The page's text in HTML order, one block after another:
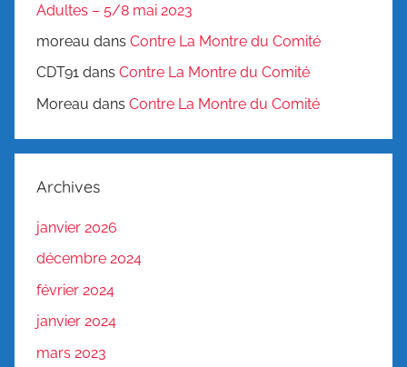
Adultes – 5/8 mai 2023
moreau dans Contre La Montre du Comité
CDT91 dans Contre La Montre du Comité
Moreau dans Contre La Montre du Comité
Archives
janvier 2026
décembre 2024
février 2024
janvier 2024
mars 2023